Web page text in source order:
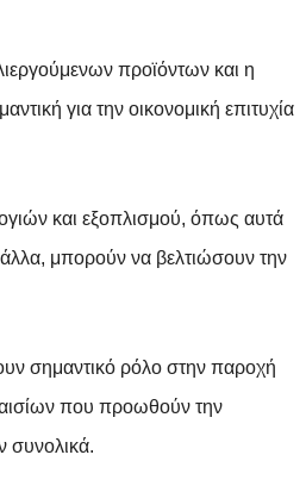
προϊόντων και η
για την οικονομική επιτυχία
και εξοπλισμού, όπως αυτά
άλλα, μπορούν να βελτιώσουν την
σημαντικό ρόλο στην παροχή
που προωθούν την
συνολικά.